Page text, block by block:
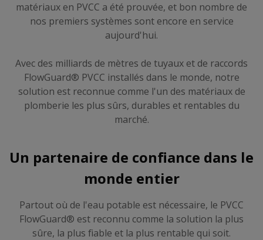
matériaux en PVCC a été prouvée, et bon nombre de
nos premiers systèmes sont encore en service
aujourd'hui.
Avec des milliards de mètres de tuyaux et de raccords
FlowGuard® PVCC installés dans le monde, notre
solution est reconnue comme l'un des matériaux de
plomberie les plus sûrs, durables et rentables du
marché.
Un partenaire de confiance dans le
monde entier
Partout où de l'eau potable est nécessaire, le PVCC
FlowGuard® est reconnu comme la solution la plus
sûre, la plus fiable et la plus rentable qui soit.